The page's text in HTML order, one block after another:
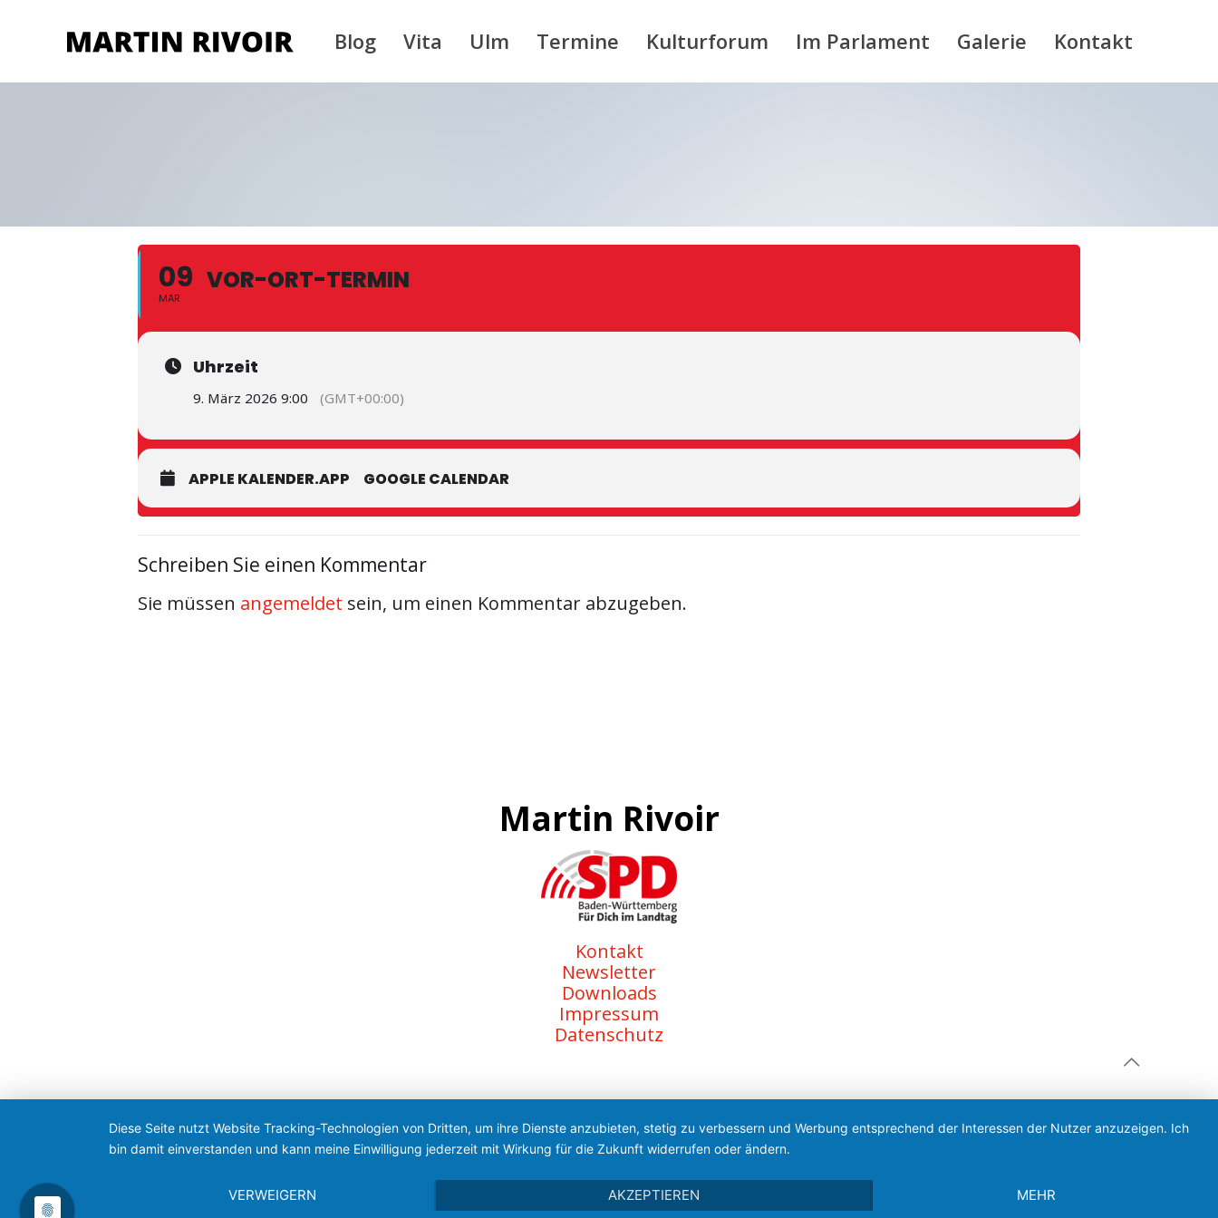
Blog Vita Ulm Termine Kulturforum Im Parlament Galerie Kontakt
09
MAR
VOR-ORT-TERMIN
Uhrzeit
9. März 2026 9:00 (GMT+00:00)
APPLE KALENDER.APP GOOGLE CALENDAR
Schreiben Sie einen Kommentar
Sie müssen angemeldet sein, um einen Kommentar abzugeben.
Martin Rivoir
Kontakt
Newsletter
Downloads
Impressum
Datenschutz
Diese Seite nutzt Website Tracking-Technologien von Dritten, um ihre Dienste anzubieten, stetig zu verbessern und Werbung entsprechend der Interessen der Nutzer anzuzeigen. Ich
bin damit einverstanden und kann meine Einwilligung jederzeit mit Wirkung für die Zukunft widerrufen oder ändern.
VERWEIGERN AKZEPTIEREN MEHR